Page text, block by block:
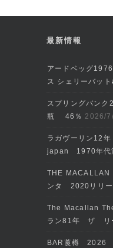
最新情報
アードベッグ
ス シェリーバッ
スプリングバン
瓶 46％ 2026/
ラガヴーリン12
japan 1970年代
THE
ンタ 2020リリ
The Macallan
ラン81年 ザ リ
BAR莨樽 2026